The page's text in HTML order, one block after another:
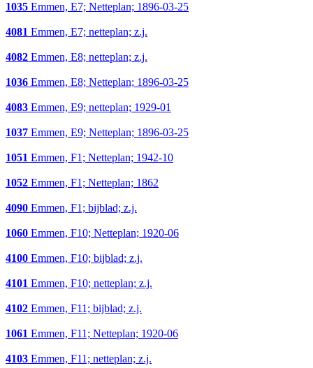
1035 Emmen, E7; Netteplan; 1896-03-25
4081 Emmen, E7; netteplan; z.j.
4082 Emmen, E8; netteplan; z.j.
1036 Emmen, E8; Netteplan; 1896-03-25
4083 Emmen, E9; netteplan; 1929-01
1037 Emmen, E9; Netteplan; 1896-03-25
1051 Emmen, F1; Netteplan; 1942-10
1052 Emmen, F1; Netteplan; 1862
4090 Emmen, F1; bijblad; z.j.
1060 Emmen, F10; Netteplan; 1920-06
4100 Emmen, F10; bijblad; z.j.
4101 Emmen, F10; netteplan; z.j.
4102 Emmen, F11; bijblad; z.j.
1061 Emmen, F11; Netteplan; 1920-06
4103 Emmen, F11; netteplan; z.j.